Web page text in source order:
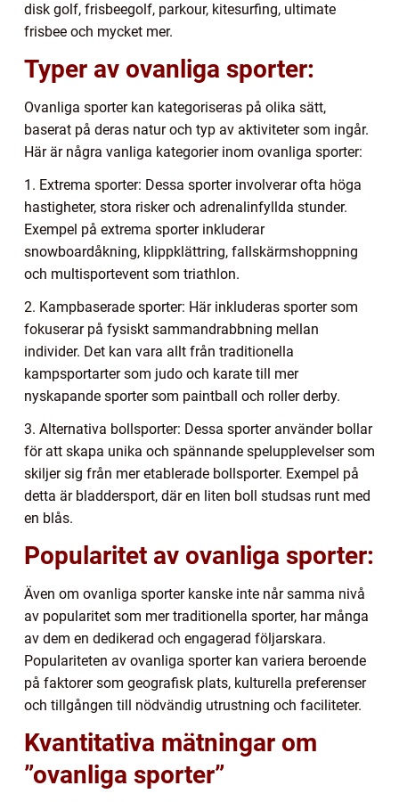
disk golf, frisbeegolf, parkour, kitesurfing, ultimate
frisbee och mycket mer.
Typer av ovanliga sporter:
Ovanliga sporter kan kategoriseras på olika sätt,
baserat på deras natur och typ av aktiviteter som ingår.
Här är några vanliga kategorier inom ovanliga sporter:
1. Extrema sporter: Dessa sporter involverar ofta höga
hastigheter, stora risker och adrenalinfyllda stunder.
Exempel på extrema sporter inkluderar
snowboardåkning, klippklättring, fallskärmshoppning
och multisportevent som triathlon.
2. Kampbaserade sporter: Här inkluderas sporter som
fokuserar på fysiskt sammandrabbning mellan
individer. Det kan vara allt från traditionella
kampsportarter som judo och karate till mer
nyskapande sporter som paintball och roller derby.
3. Alternativa bollsporter: Dessa sporter använder bollar
för att skapa unika och spännande spelupplevelser som
skiljer sig från mer etablerade bollsporter. Exempel på
detta är bladdersport, där en liten boll studsas runt med
en blås.
Popularitet av ovanliga sporter:
Även om ovanliga sporter kanske inte når samma nivå
av popularitet som mer traditionella sporter, har många
av dem en dedikerad och engagerad följarskara.
Populariteten av ovanliga sporter kan variera beroende
på faktorer som geografisk plats, kulturella preferenser
och tillgången till nödvändig utrustning och faciliteter.
Kvantitativa mätningar om
”ovanliga sporter”